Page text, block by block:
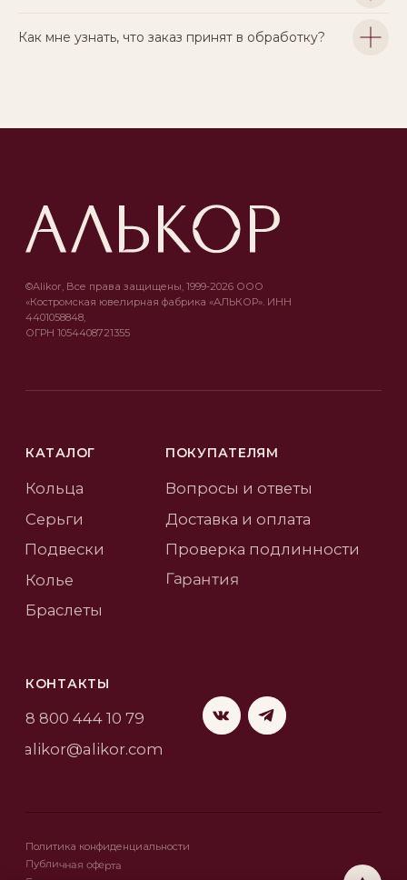
Как мне узнать, что заказ принят в обработку?